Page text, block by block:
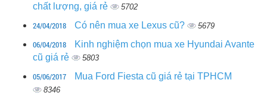
chất lượng, giá rẻ
5702
24/04/2018 Có nên mua xe Lexus cũ? 5679
06/04/2018
Kinh nghiệm chọn mua xe Hyundai Avante
cũ giá rẻ
5803
05/06/2017 Mua Ford Fiesta cũ giá rẻ tại TPHCM
8346